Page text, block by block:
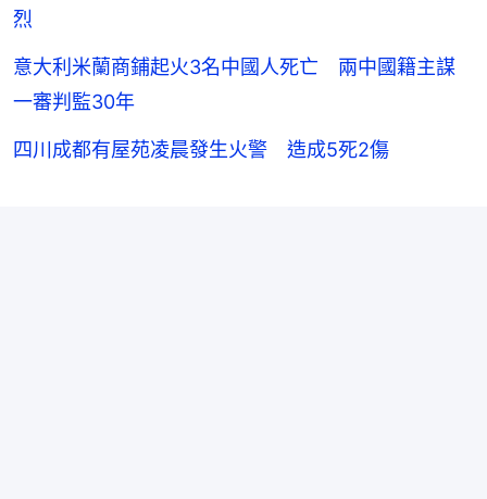
烈
意大利米蘭商鋪起火3名中國人死亡 兩中國籍主謀
一審判監30年
四川成都有屋苑凌晨發生火警 造成5死2傷